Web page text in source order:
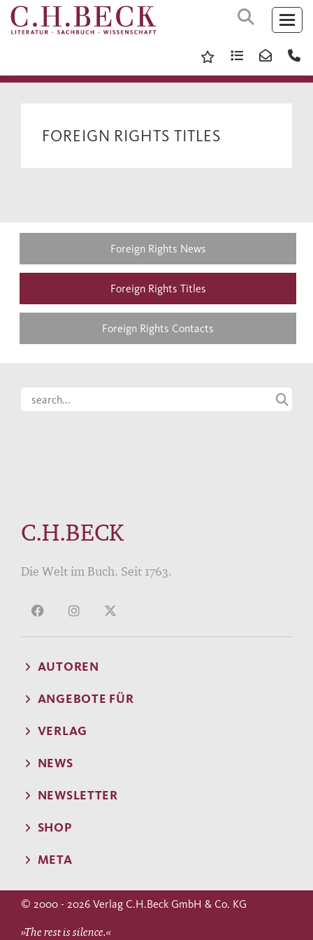
FOREIGN RIGHTS TITLES
Foreign Rights News
Foreign Rights Titles
Foreign Rights Contacts
C.H.BECK
Die Welt im Buch. Seit 1763.
AUTOREN
ANGEBOTE FÜR
VERLAG
NEWS
NEWSLETTER
SHOP
META
© 2000 - 2026 Verlag C.H.Beck GmbH & Co. KG
»The rest is silence.«